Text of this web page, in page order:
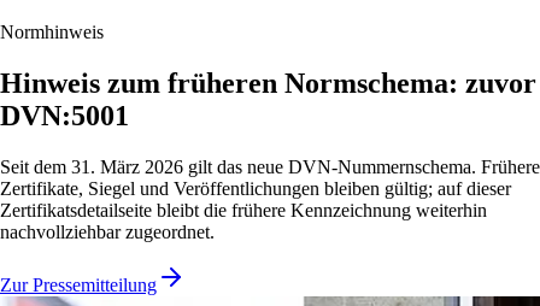
Normhinweis
Hinweis zum früheren Normschema: zuvor
DVN:5001
Seit dem 31. März 2026 gilt das neue DVN-Nummernschema. Frühere
Zertifikate, Siegel und Veröffentlichungen bleiben gültig; auf dieser
Zertifikatsdetailseite bleibt die frühere Kennzeichnung weiterhin
nachvollziehbar zugeordnet.
Zur Pressemitteilung